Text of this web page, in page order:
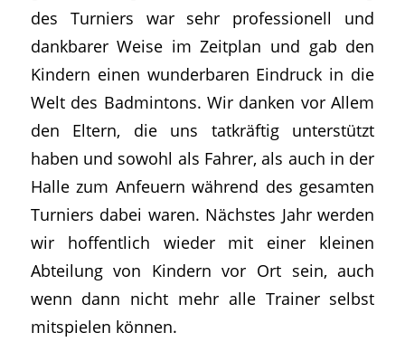
des Turniers war sehr professionell und
dankbarer Weise im Zeitplan und gab den
Kindern einen wunderbaren Eindruck in die
Welt des Badmintons. Wir danken vor Allem
den Eltern, die uns tatkräftig unterstützt
haben und sowohl als Fahrer, als auch in der
Halle zum Anfeuern während des gesamten
Turniers dabei waren. Nächstes Jahr werden
wir hoffentlich wieder mit einer kleinen
Abteilung von Kindern vor Ort sein, auch
wenn dann nicht mehr alle Trainer selbst
mitspielen können.